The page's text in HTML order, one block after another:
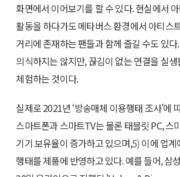
화면에서 이어보기를 할 수 있다. 현실에서
활동을 하다가도 메타버스 환경에서 아티스
거리에 존재하는 팬들과 함께 즐길 수도 있
의식하지는 않지만, 끊김이 없는 연결을 실
체험하는 것이다.
실제로 2021년 ‘방송매체 이용행태 조사’에
스마트폰과 스마트TV는 물론 태블릿 PC, 스
기기 보유율이 증가하고 있으며,5)이에 업
행태를 제품에 반영하고 있다. 예를 들어, 삼